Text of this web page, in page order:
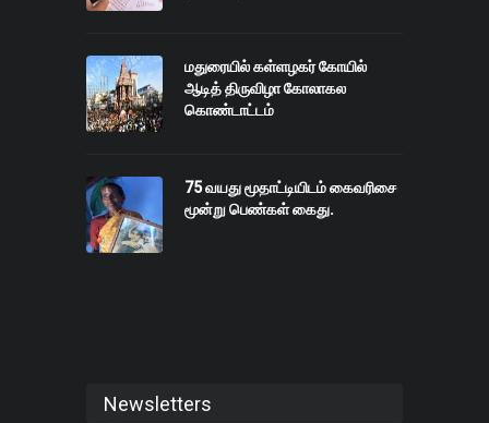
மதுரையில் கள்ளழகர் கோயில்
ஆடித் திருவிழா கோலாகல
கொண்டாட்டம்
75 வயது மூதாட்டியிடம் கைவரிசை
மூன்று பெண்கள் கைது.
Newsletters